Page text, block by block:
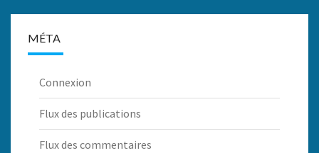
MÉTA
Connexion
Flux des publications
Flux des commentaires